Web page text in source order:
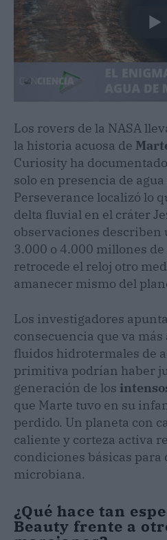
Los rovers de la NASA
la historia acuosa de
Curiosity ha
solo en presencia de
Perseverance localizó lo
delta fluvial en el cráter
observaciones describen
3.000 o 4.000 millones de
retrocede el reloj otro
amanecer mismo del
Los investigadores
consecuencia que va más
fluidos hidrotermales de
primitiva podrían haber
generación de los
que Marte tuvo en su
perdido. Un planeta con
caliente y corteza activa
condiciones básicas para
microbiana.
¿Qué hace tan
Beauty frente a